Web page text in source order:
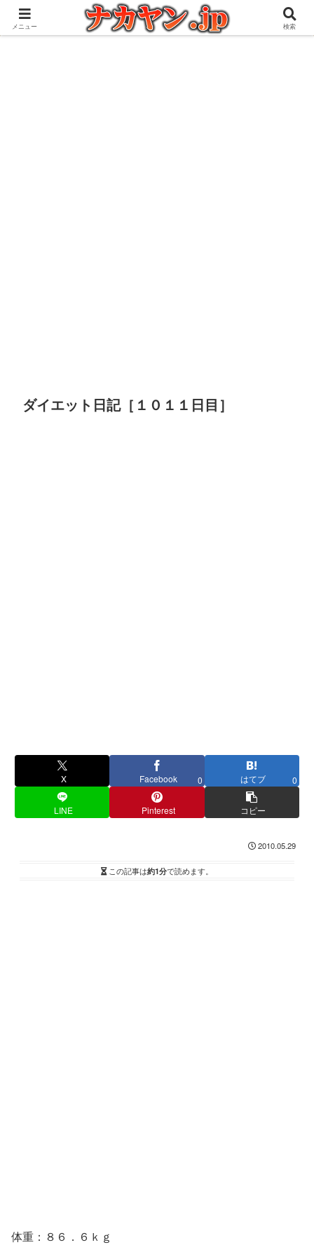
アウトドアとガジェット好きな管理人の愉快な日々を綴るブログ
ダイエット日記［１０１１日目］
X Facebook 0 はてブ 0
LINE Pinterest コピー
2010.05.29
この記事は約1分で読めます。
体重：８６．６ｋｇ
メニュー 検索